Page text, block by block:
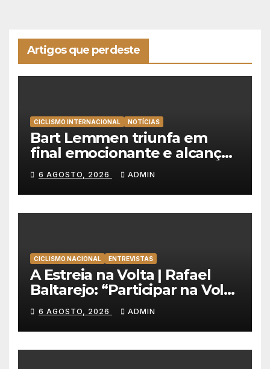
Artigos que perdeste
CICLISMO INTERNACIONAL NOTÍCIAS
Bart Lemmen triunfa em
final emocionante e alcança
a primeira vitória da carreira
na Volta à Polónia
6 AGOSTO, 2026 ADMIN
CICLISMO NACIONAL ENTREVISTAS
A Estreia na Volta | Rafael
Baltarejo: “Participar na Volta
a Portugal é o sonho de
qualquer ciclista”
6 AGOSTO, 2026 ADMIN